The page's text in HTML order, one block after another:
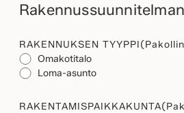
RAKENNUKSEN TYYPPI
Omakotitalo
Loma-asunto
RAKENTAMISPAIKKAKUNTA